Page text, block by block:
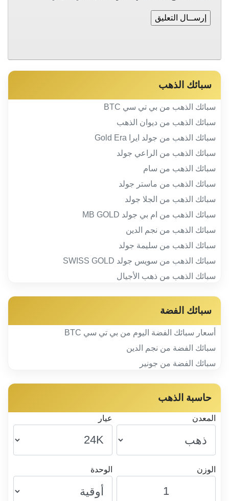
سبائك الذهب
سبائك الذهب من بي تي سي BTC
سبائك الذهب من ديوان الذهب
سبائك الذهب من جولد ايرا Gold Era
سبائك الذهب من الراعي جولد
سبائك الذهب من سام
سبائك الذهب من ماستر جولد
سبائك الذهب من الجلا جولد
سبائك الذهب من ام بي جولد MB GOLD
سبائك الذهب من نجم الدين
سبائك الذهب من سليمة جولد
سبائك الذهب من سويس جولد SWISS GOLD
سبائك الذهب من ذهب الأجيال
سبائك الفضة
أسعار سبائك الفضة اليوم من بي تي سي BTC
سبائك الفضة من نجم الدين
سبائك الفضة من جونير
حاسبة الذهب
المعدن عيار
الوزن الوحدة